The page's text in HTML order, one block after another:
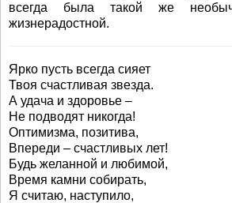
всегда была такой же
жизнерадостной.
Ярко пусть всегда сияет
Твоя счастливая звезда.
А удача и здоровье –
Не подводят никогда!
Оптимизма, позитива,
Впереди – счастливых лет!
Будь желанной и любимой,
Время камни собирать,
Я считаю, наступило,